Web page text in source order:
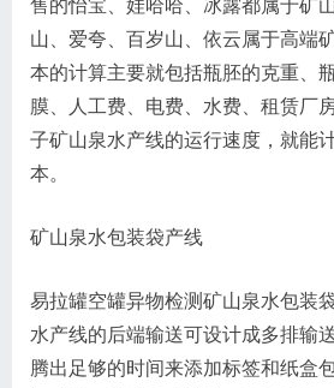
售的怡宝、娃哈哈、冰露都属于矿
山、爱夸、百岁山、依云属于高端
本的计算主要就包括瓶胚的克重、
膜、人工费、电费、水费、租赁厂
子矿山泉水产线的运行速度，就能
本。
矿山泉水包装袋产线
易拉罐空罐异物检测矿山泉水包装
水产线的后端输送可设计成多排输
腾出足够的时间来添加标签和纸盒